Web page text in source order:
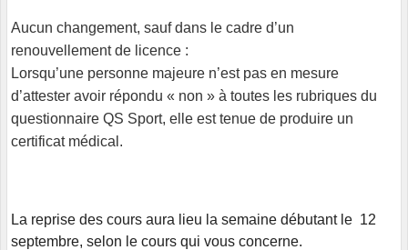
Aucun changement, sauf dans le cadre d’un
renouvellement de licence :
Lorsqu’une personne majeure n’est pas en mesure
d’attester avoir répondu « non » à toutes les rubriques du
questionnaire QS Sport, elle est tenue de produire un
certificat médical.
La reprise des cours aura lieu la semaine débutant le 12
septembre, selon le cours qui vous concerne.